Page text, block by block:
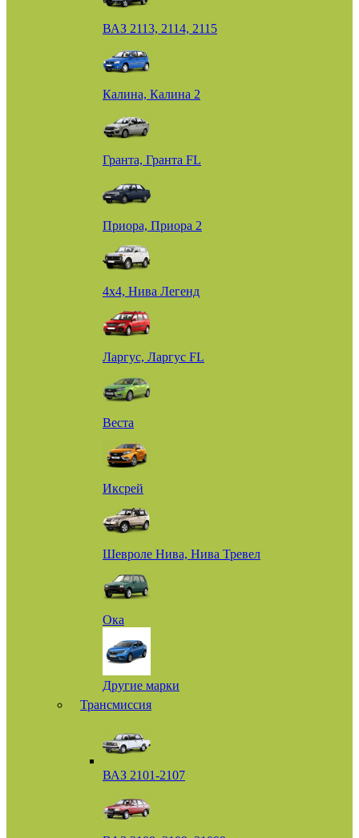
ВАЗ 2113, 2114, 2115
Калина, Калина 2
Гранта, Гранта FL
Приора, Приора 2
4х4, Нива Легенд
Ларгус, Ларгус FL
Веста
Иксрей
Шевроле Нива, Нива Тревел
Ока
Другие марки
Трансмиссия
ВАЗ 2101-2107